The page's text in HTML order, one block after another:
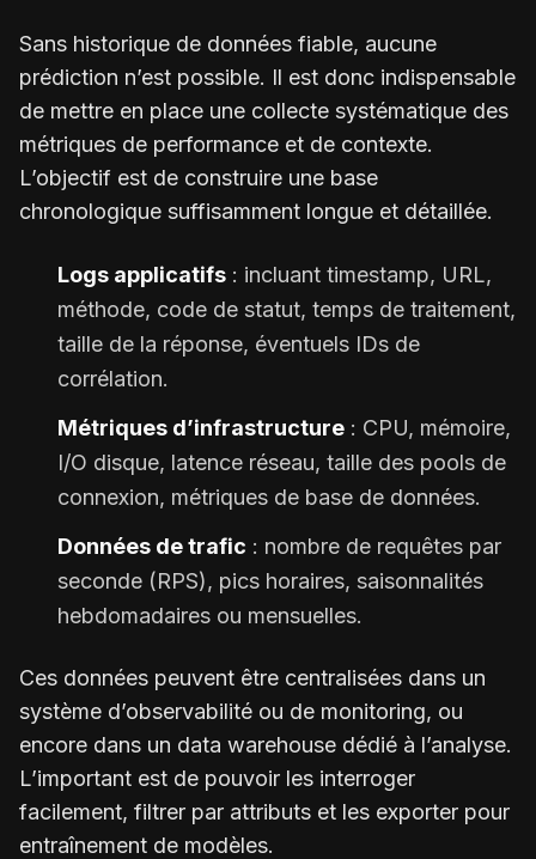
Sans historique de données fiable, aucune
prédiction n’est possible. Il est donc indispensable
de mettre en place une collecte systématique des
métriques de performance et de contexte.
L’objectif est de construire une base
chronologique suffisamment longue et détaillée.
Logs applicatifs : incluant timestamp, URL,
méthode, code de statut, temps de traitement,
taille de la réponse, éventuels IDs de
corrélation.
Métriques d’infrastructure : CPU, mémoire,
I/O disque, latence réseau, taille des pools de
connexion, métriques de base de données.
Données de trafic : nombre de requêtes par
seconde (RPS), pics horaires, saisonnalités
hebdomadaires ou mensuelles.
Ces données peuvent être centralisées dans un
système d’observabilité ou de monitoring, ou
encore dans un data warehouse dédié à l’analyse.
L’important est de pouvoir les interroger
facilement, filtrer par attributs et les exporter pour
entraînement de modèles.